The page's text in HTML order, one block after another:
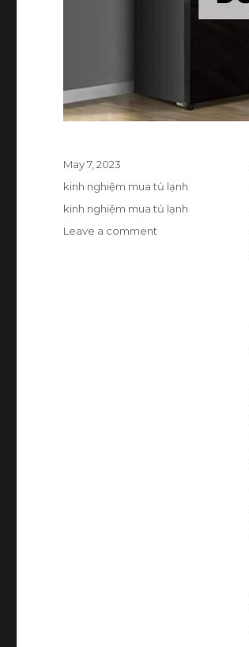
Posted
on
May 7, 2023
Categories
kinh nghiệm mua tủ lạnh
Tags
kinh nghiệm mua tủ lạnh
Leave a comment